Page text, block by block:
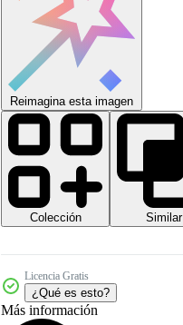
Reimagina esta imagen
Colección
Similar
Licencia Gratis
¿Qué es esto?
Más información